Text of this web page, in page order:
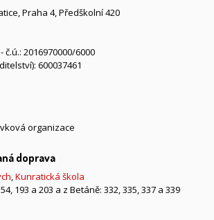
Praha 4, Předškolní 420
č.ú.: 2016970000/6000
600037461
organizace
doprava
,Kunratická škola
193 a 203 a z Betáně: 332, 335, 337 a 339